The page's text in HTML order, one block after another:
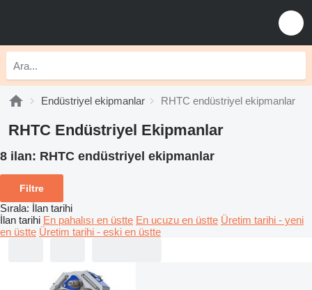
Endüstriyel ekipmanlar RHTC endüstriyel ekipmanlar
RHTC Endüstriyel Ekipmanlar
8 ilan: RHTC endüstriyel ekipmanlar
Filtre
Sırala: İlan tarihi
İlan tarihi En pahalısı en üstte En ucuzu en üstte Üretim tarihi - yeni
en üstte Üretim tarihi - eski en üstte